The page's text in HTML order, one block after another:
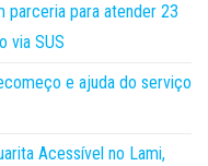
parceria para atender 23
via SUS
e ajuda do serviço
Acessível no Lami,